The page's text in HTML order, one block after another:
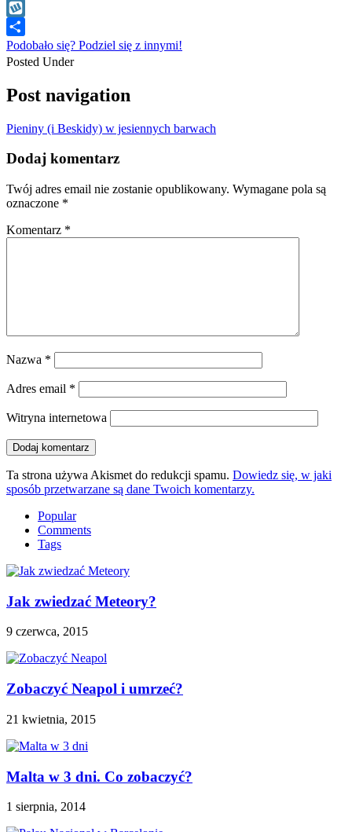
WhatsApp
Wykop
Podobało się? Podziel się z innymi!
Posted Under
Post navigation
Pieniny (i Beskidy) w jesiennych barwach
Dodaj komentarz
Twój adres email nie zostanie opublikowany. Wymagane pola są
oznaczone *
Komentarz *
Nazwa *
Adres email *
Witryna internetowa
Ta strona używa Akismet do redukcji spamu. Dowiedz się, w jaki
sposób przetwarzane są dane Twoich komentarzy.
Popular
Comments
Tags
Jak zwiedzać Meteory?
9 czerwca, 2015
Zobaczyć Neapol i umrzeć?
21 kwietnia, 2015
Malta w 3 dni. Co zobaczyć?
1 sierpnia, 2014